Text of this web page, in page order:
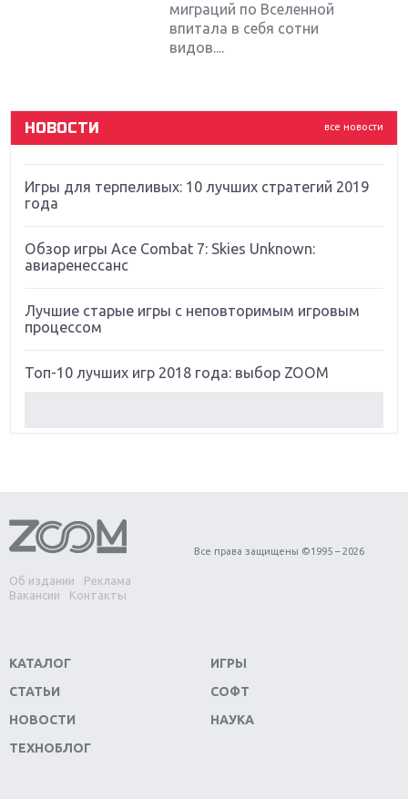
миграций по Вселенной
впитала в себя сотни
видов....
все новости
НОВОСТИ
Новинки для Nintendo Switch: Labo, South Park и
Far Cry 5: хвалить нельзя ругать
Игры для терпеливых: 10 лучших стратегий 2019
года
Обзор игры Ace Combat 7: Skies Unknown:
авиаренессанс
Лучшие старые игры с неповторимым игровым
процессом
Топ-10 лучших игр 2018 года: выбор ZOOM
Обзор игры Forza Horizon 4: вершина эволюции
Две важных новинки для консолей: Spider-Man и
Divinity Original Sin 2
Switch
Обзор игры The Crew 2: покорение Америки
Важнейшие анонсы E3 2018
Об издании
Реклама
Вакансии
Контакты
Все права защищены ©1995 – 2026
КАТАЛОГ
СТАТЬИ
НОВОСТИ
ТЕХНОБЛОГ
ИГРЫ
СОФТ
НАУКА